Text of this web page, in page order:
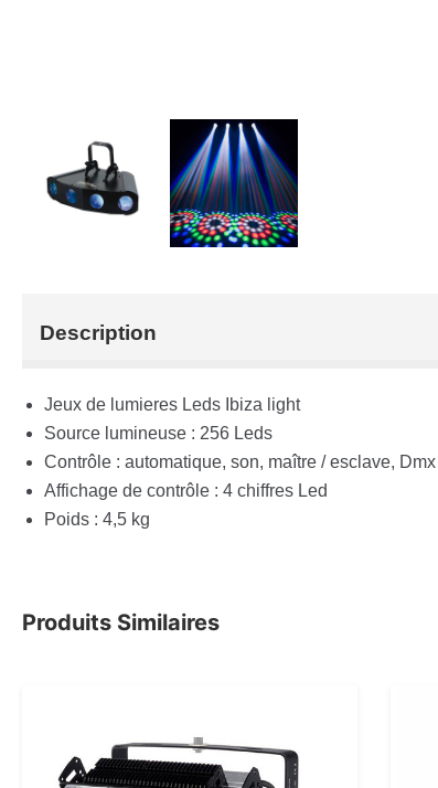
Description
Jeux de lumieres Leds Ibiza light
Source lumineuse : 256 Leds
Contrôle : automatique, son, maître / esclave, Dmx
Affichage de contrôle : 4 chiffres Led
Poids : 4,5 kg
Produits Similaires